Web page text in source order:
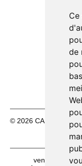
de
Mercredi
Jeudi 13/
© 2026 CASH
vente